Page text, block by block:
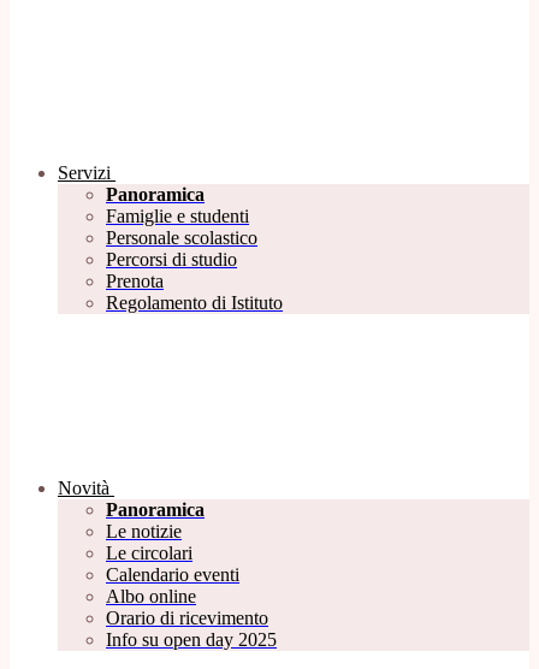
Servizi
Panoramica
Famiglie e studenti
Personale scolastico
Percorsi di studio
Prenota
Regolamento di Istituto
Novità
Panoramica
Le notizie
Le circolari
Calendario eventi
Albo online
Orario di ricevimento
Info su open day 2025